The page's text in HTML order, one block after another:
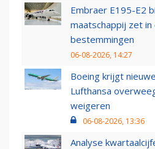
Embraer E195-E2
maatschappij zet in
bestemmingen
06-08-2026, 14:27
Boeing krijgt
Lufthansa
weigeren
06-08-2026, 13:36
Analyse